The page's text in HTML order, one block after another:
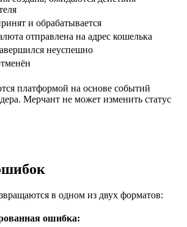
и обрабатывается
отправлена на адрес кошелька
неуспешно
платформой на основе событий
Мерчант не может изменить статус
в одном из двух форматов:
ошибка: